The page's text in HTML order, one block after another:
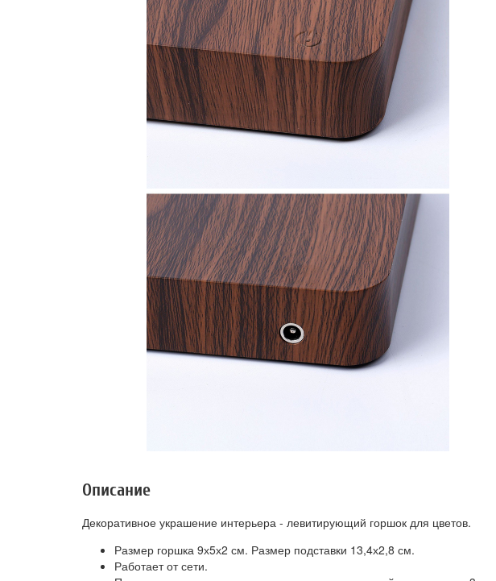
Описание
Декоративное украшение интерьера - левитирующий горшок для цветов.
Размер горшка 9х5х2 см. Размер подставки 13,4х2,8 см.
Работает от сети.